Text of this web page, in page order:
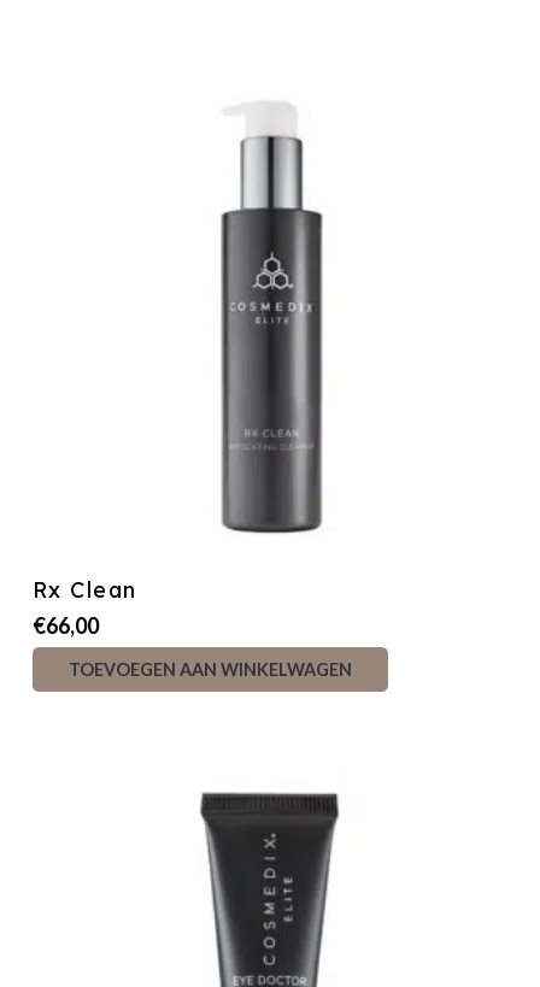
Rx Clean
€66,00
TOEVOEGEN AAN WINKELWAGEN